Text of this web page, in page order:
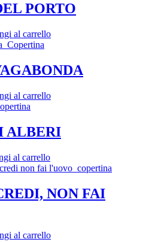
PORTO
al carrello
al carrello
ALBERI
al carrello
NON FAI
al carrello